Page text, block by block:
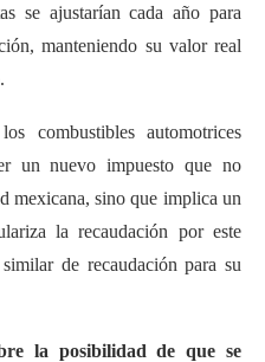
se ajustarían cada año para
manteniendo su valor real
combustibles automotrices
un nuevo impuesto que no
mexicana, sino que implica un
la recaudación por este
de recaudación para su
la posibilidad de que se